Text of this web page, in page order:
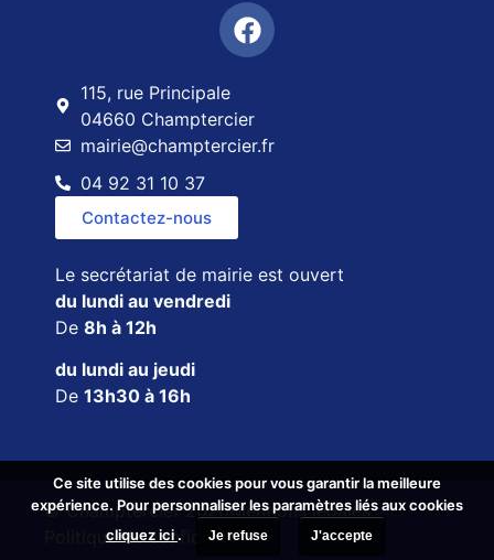
115, rue Principale
04660 Champtercier
mairie@champtercier.fr
04 92 31 10 37
Contactez-nous
Le secrétariat de mairie est ouvert
du lundi au vendredi
De 8h à 12h
du lundi au jeudi
De 13h30 à 16h
© Champtercier 2026Mentions légales
Politique de confidentialité
Ce site utilise des cookies pour vous garantir la meilleure
expérience. Pour personnaliser les paramètres liés aux cookies
cliquez ici . Je refuse J'accepte
Ce site utilise des cookies pour vous garantir la meilleure
expérience. Pour personnaliser les paramètres liés aux cookies
cliquez ici . Je refuse J'accepte